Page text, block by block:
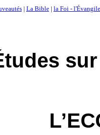
| La Bible| la Foi - l'Évangile